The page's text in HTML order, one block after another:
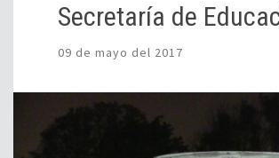
Secretaría de
09 de mayo del 2017